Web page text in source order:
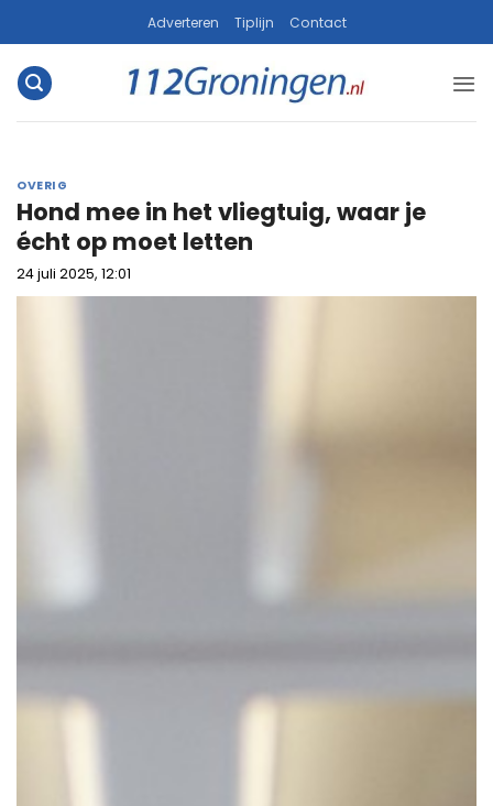
naar
inhoud
Adverteren Tiplijn Contact
OVERIG
Hond mee in het vliegtuig, waar je
écht op moet letten
24 juli 2025, 12:01